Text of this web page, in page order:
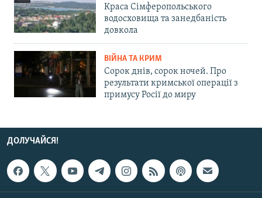
Краса Сімферопольського
водосховища та занедбаність
довкола
ВІЙНА ТА КРИМ
Сорок днів, сорок ночей. Про
результати кримської операції з
примусу Росії до миру
ДОЛУЧАЙСЯ!